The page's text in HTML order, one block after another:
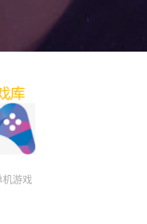
机游戏